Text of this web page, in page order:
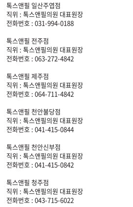
톡스앤필 일산주엽점
직위 : 톡스앤필의원 대표원장
전화번호 : 031-994-0188
톡스앤필 전주점
직위 : 톡스앤필의원 대표원장
전화번호 : 063-272-4842
톡스앤필 제주점
직위 : 톡스앤필의원 대표원장
전화번호 : 064-711-4842
톡스앤필 천안불당점
직위 : 톡스앤필의원 대표원장
전화번호 : 041-415-0844
톡스앤필 천안신부점
직위 : 톡스앤필의원 대표원장
전화번호 : 041-415-0842
톡스앤필 청주점
직위 : 톡스앤필의원 대표원장
전화번호 : 043-715-6022